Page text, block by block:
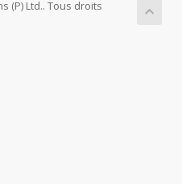
(P) Ltd.. Tous droits